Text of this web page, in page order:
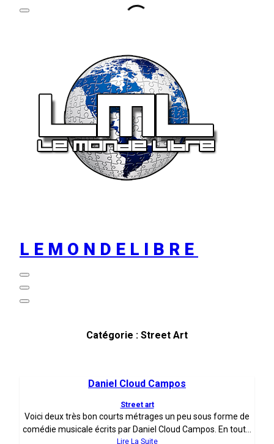
LEMONDELIBRE
Catégorie : Street Art
Daniel Cloud Campos
Street art
Voici deux très bon courts métrages un peu sous forme de
comédie musicale écrits par Daniel Cloud Campos. En tout...
Lire La Suite